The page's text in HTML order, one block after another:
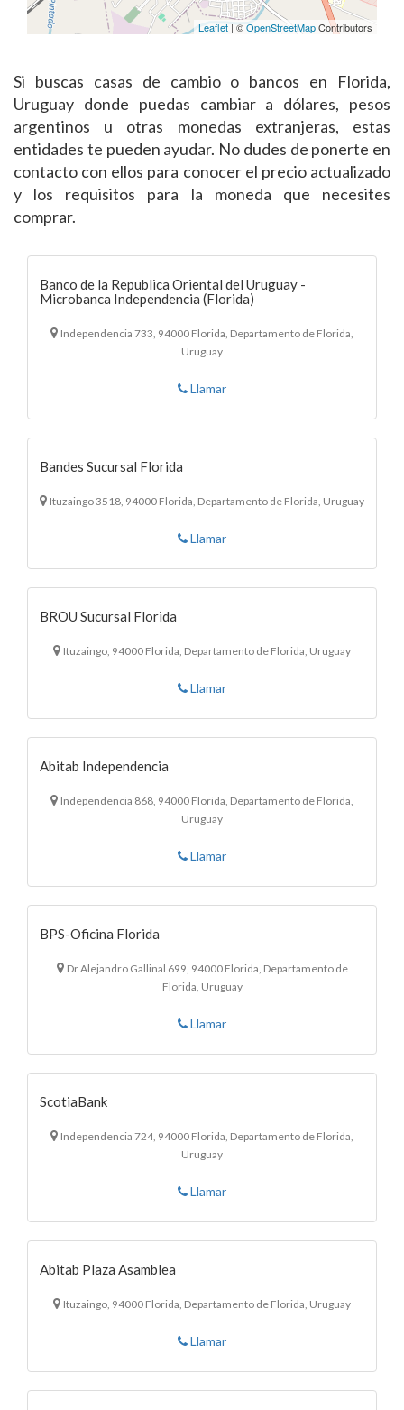
Leaflet | ©OpenStreetMapContributors
Si buscas casas de cambio o bancos en Florida,
Uruguay donde puedas cambiar a dólares, pesos
argentinos u otras monedas extranjeras, estas
entidades te pueden ayudar. No dudes de ponerte en
contacto con ellos para conocer el precio actualizado
y los requisitos para la moneda que necesites
comprar.
Banco de la Republica Oriental del Uruguay -
Microbanca Independencia (Florida)
Independencia 733, 94000 Florida, Departamento de Florida,
Uruguay
Llamar
Bandes Sucursal Florida
Ituzaingo 3518, 94000 Florida, Departamento de Florida, Uruguay
Llamar
BROU Sucursal Florida
Ituzaingo, 94000 Florida, Departamento de Florida, Uruguay
Llamar
Abitab Independencia
Independencia 868, 94000 Florida, Departamento de Florida,
Uruguay
Llamar
BPS-Oficina Florida
Dr Alejandro Gallinal 699, 94000 Florida, Departamento de
Florida, Uruguay
Llamar
ScotiaBank
Independencia 724, 94000 Florida, Departamento de Florida,
Uruguay
Llamar
Abitab Plaza Asamblea
Ituzaingo, 94000 Florida, Departamento de Florida, Uruguay
Llamar